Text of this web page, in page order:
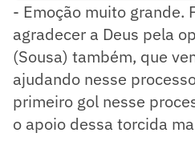
- Emoção muito grande.
agradecer a Deus pela
(Sousa) também, que
ajudando nesse
primeiro gol nesse
o apoio dessa torcida